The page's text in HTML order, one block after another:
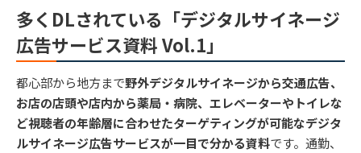
多くDLされている「デジタルサイネージ
広告サービス資料 Vol.1」
都心部から地方まで野外デジタルサイネージから交通広告、
お店の店頭や店内から薬局・病院、エレベーターやトイレな
ど視聴者の年齢層に合わせたターゲティングが可能なデジタ
ルサイネージ広告サービスが一目で分かる資料です。通勤、